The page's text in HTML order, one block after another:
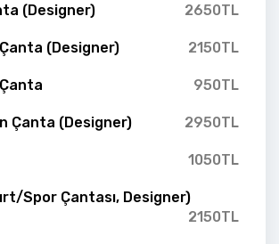
(Designer) 2650TL
(Designer) 2150TL
950TL
Çanta (Designer) 2950TL
1050TL
Spor Çantası, Designer)
2150TL